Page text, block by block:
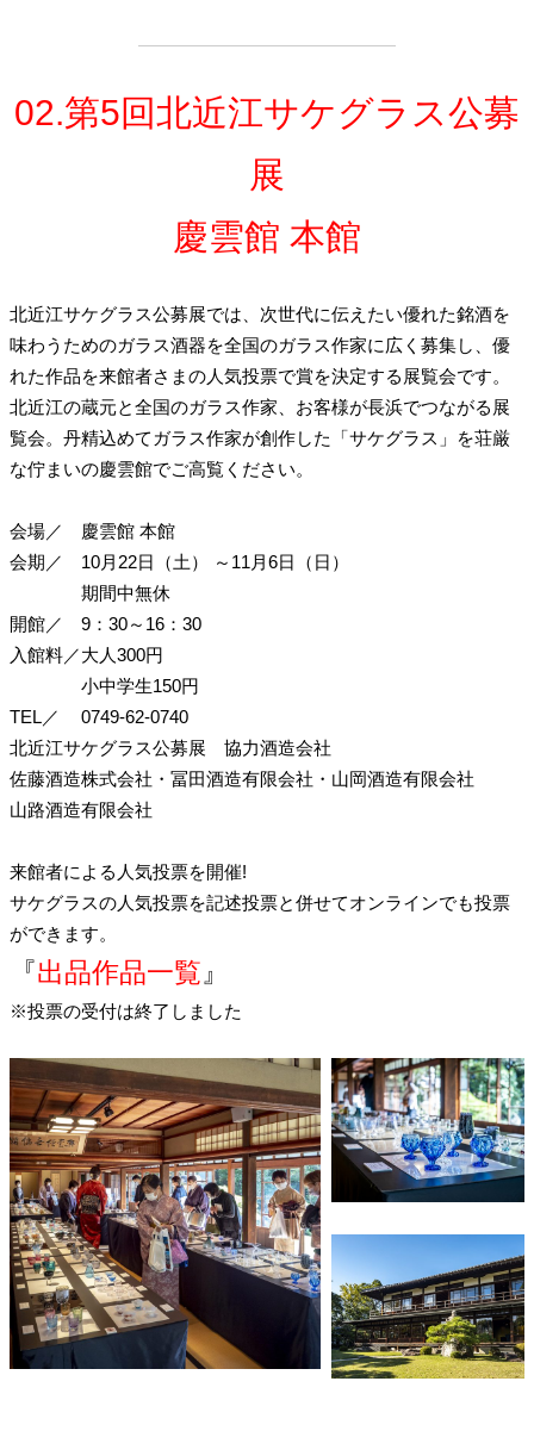
02.第5回北近江サケグラス公募
展
慶雲館 本館
北近江サケグラス公募展では、次世代に伝えたい優れた銘酒を
味わうためのガラス酒器を全国のガラス作家に広く募集し、優
れた作品を来館者さまの人気投票で賞を決定する展覧会です。
北近江の蔵元と全国のガラス作家、お客様が長浜でつながる展
覧会。丹精込めてガラス作家が創作した「サケグラス」を荘厳
な佇まいの慶雲館でご高覧ください。
会場／
慶雲館 本館
会期／
10月22日（土）
～11月6日（日）
期間中無休
開館／
9：30～16：30
入館料／大人300円
小中学生150円
TEL／
0749-62-0740
北近江サケグラス公募展 協力酒造会社
佐藤酒造株式会社 ・冨田酒造有限会社 ・山岡酒造有限会社
山路酒造有限会社
来館者による人気投票を開催!
サケグラスの人気投票を記述投票と併せてオンラインでも投票
ができます。
『出品作品一覧 』
※投票の受付は終了しました